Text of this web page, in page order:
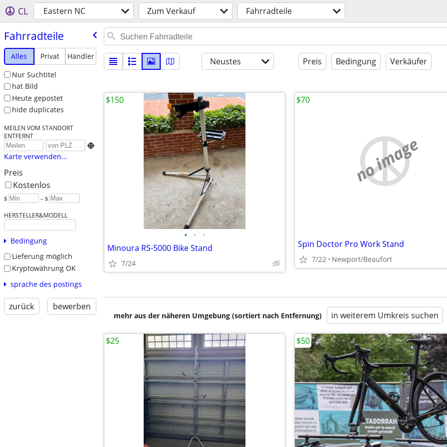
CL Eastern NC Zum Verkauf Fahrradteile
Fahrradteile
Alles Privat
Händler
Nur Suchtitel
hat Bild
Heute gepostet
hide duplicates
MEILEN VOM STANDORT
ENTFERNT

Karte verwenden...
Preis
Kostenlos
$ – $
HERSTELLER&MODELL
Bedingung
Lieferung möglich
Kryptowährung OK
sprache des postings
zurück bewerben
Neustes Preis Bedingung Verkäufer
• • •
Minoura RS-5000 Bike Stand
7/24
$150
no image
Spin Doctor Pro Work Stand
7/22 Newport/Beaufort
$70
mehr aus der näheren Umgebung (sortiert nach Entfernung) in weiterem Umkreis suchen
$25 $50